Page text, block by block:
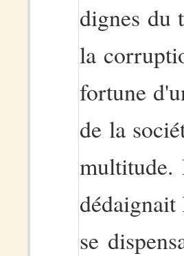
dignes du
la
fortune
de la
dédaignait
se